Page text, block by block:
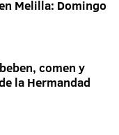
Melilla: Domingo
comen y
la Hermandad